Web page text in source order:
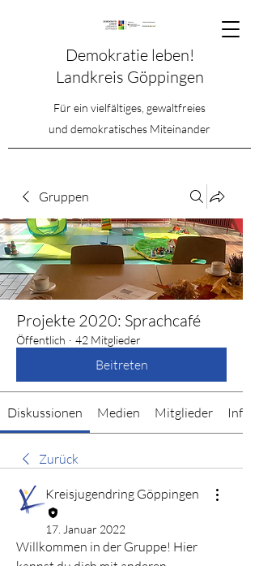
Demokratie leben!
Landkreis Göppingen
Für ein vielfältiges, gewaltfreies
und demokratisches Miteinander
Gruppen
Projekte 2020: Sprachcafé
Öffentlich · 42 Mitglieder
Beitreten
Diskussionen Medien Mitglieder Info
Zurück
Kreisjugendring Göppingen
17. Januar 2022
Willkommen in der Gruppe! Hier